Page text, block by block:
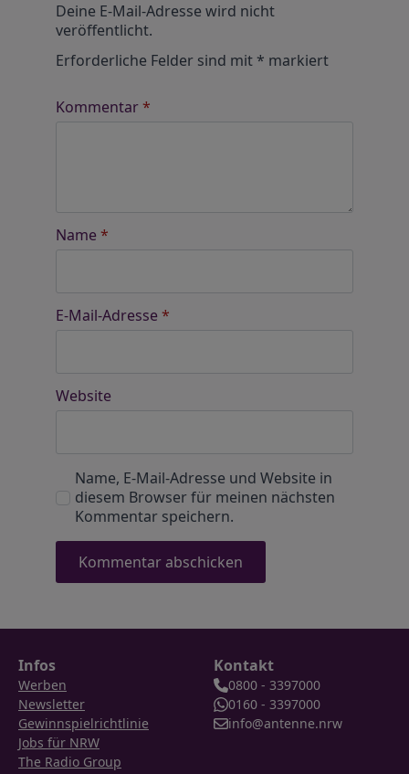
Deine E-Mail-Adresse wird nicht
veröffentlicht.
Erforderliche Felder sind mit* markiert
Kommentar*
Name *
E-Mail-Adresse *
Website
Name, E-Mail-Adresse und Website in
diesem Browser für meinen nächsten
Kommentar speichern.
Infos
Werben
Newsletter
Gewinnspielrichtlinie
Jobs für NRW
The Radio Group
Kontakt
0800 - 3397000
0160 - 3397000
info@antenne.nrw